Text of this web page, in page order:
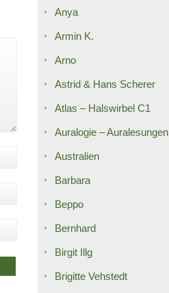
Anya
Armin K.
Arno
Astrid & Hans Scherer
Atlas – Halswirbel C1
Auralogie – Auralesungen
Australien
Barbara
Beppo
Bernhard
Birgit Illg
Brigitte Vehstedt